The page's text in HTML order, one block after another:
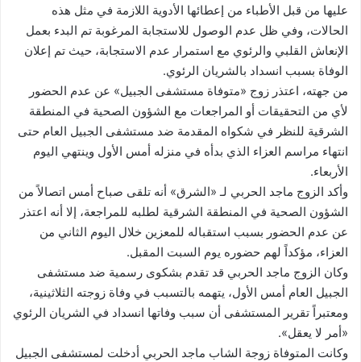
عليها من قبل الأطباء من إعطائها الأدوية اللازمة في مثل هذه
الحالات، وفي ظل عدم الوصول للاستجابة المرغوبة تم البدء بعمل
الإنعاش القلبي والرئوي مع استمرار عدم الاستجابة، حيث تم إعلان
الوفاة بسبب انسداد بالشريان الرئوي.
من جهته، اعتذر زوج «متوفاة مستشفى الجبيل» عن عدم الحضور
لأي من التحقيقات أو المراجعات مع الشؤون الصحية في المنطقة
الشرقية للنظر في شكواه المقدمة ضد مستشفى الجبيل العام حتى
انتهاء مراسم العزاء الذي بدأه في منزله أمس الأول وينتهي اليوم
الأربعاء.
وأكد الزوج ماجد الحربي لـ «الشرق» أنه تلقى صباح أمس اتصالاً من
الشؤون الصحية في المنطقة الشرقية لطلبه للمراجعة، إلا أنه اعتذر
عن عدم الحضور بسبب استقباله للمعزين خلال اليوم الثاني من
العزاء، مؤكداً لهم حضوره يوم السبت المقبل.
وكان الزوج ماجد الحربي قد تقدم بشكوى رسمية ضد مستشفى
الجبيل العام أمس الأول، يتهمه بالتسبب في وفاة زوجته الثلاثينية،
ومعتبراً تقرير المستشفى أن سبب وفاتها انسداد في الشريان الرئوي
«أمر لا يعقل».
وكانت المتوفاة زوجة الشاب ماجد الحربي أدخلت لمستشفى الجبيل